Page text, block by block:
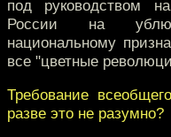
под руководством
России на
национальному
все "цветные
Требование
разве это не разумно?